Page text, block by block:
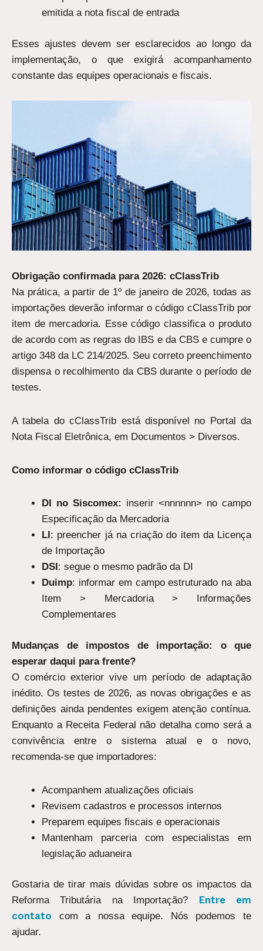
emitida a nota fiscal de entrada
Esses ajustes devem ser esclarecidos ao longo da
implementação, o que exigirá acompanhamento
constante das equipes operacionais e fiscais.
Obrigação confirmada para 2026: cClassTrib
Na prática, a partir de 1º de janeiro de 2026, todas as
importações deverão informar o código cClassTrib por
item de mercadoria. Esse código classifica o produto
de acordo com as regras do IBS e da CBS e cumpre o
artigo 348 da LC 214/2025. Seu correto preenchimento
dispensa o recolhimento da CBS durante o período de
testes.
A tabela do cClassTrib está disponível no Portal da
Nota Fiscal Eletrônica, em Documentos > Diversos.
Como informar o código cClassTrib
DI no Siscomex: inserir <nnnnnn> no campo
Especificação da Mercadoria
LI : preencher já na criação do item da Licença
de Importação
DSI : segue o mesmo padrão da DI
Duimp: informar em campo estruturado na aba
Item > Mercadoria > Informações
Complementares
Mudanças de impostos de importação: o que
esperar daqui para frente?
O comércio exterior vive um período de adaptação
inédito. Os testes de 2026, as novas obrigações e as
definições ainda pendentes exigem atenção contínua.
Enquanto a Receita Federal não detalha como será a
convivência entre o sistema atual e o novo,
recomenda-se que importadores:
Acompanhem atualizações oficiais
Revisem cadastros e processos internos
Preparem equipes fiscais e operacionais
Mantenham parceria com especialistas em
legislação aduaneira
Gostaria de tirar mais dúvidas sobre os impactos da
Reforma Tributária na Importação? Entre em
contato com a nossa equipe. Nós podemos te
ajudar.